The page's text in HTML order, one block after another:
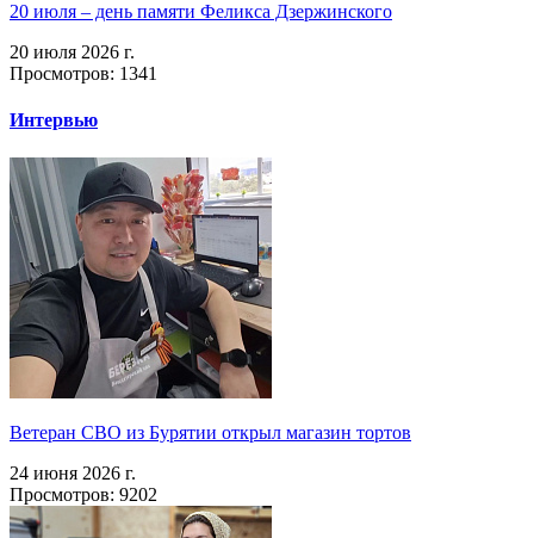
20 июля – день памяти Феликса Дзержинского
20 июля 2026 г.
Просмотров: 1341
Интервью
Ветеран СВО из Бурятии открыл магазин тортов
24 июня 2026 г.
Просмотров: 9202